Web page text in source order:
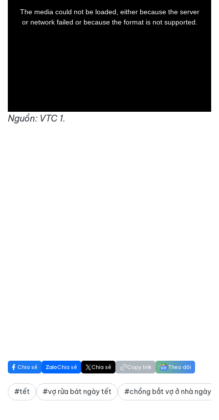
The media could not be loaded, either because the server
or network failed or because the format is not supported.
Nguồn: VTC 1.
Chia sẻ Chia sẻ Chia sẻ Copy link Theo dõi
#tết #vợ rửa bát ngày tết #chồng bắt vợ ở nhà ngày